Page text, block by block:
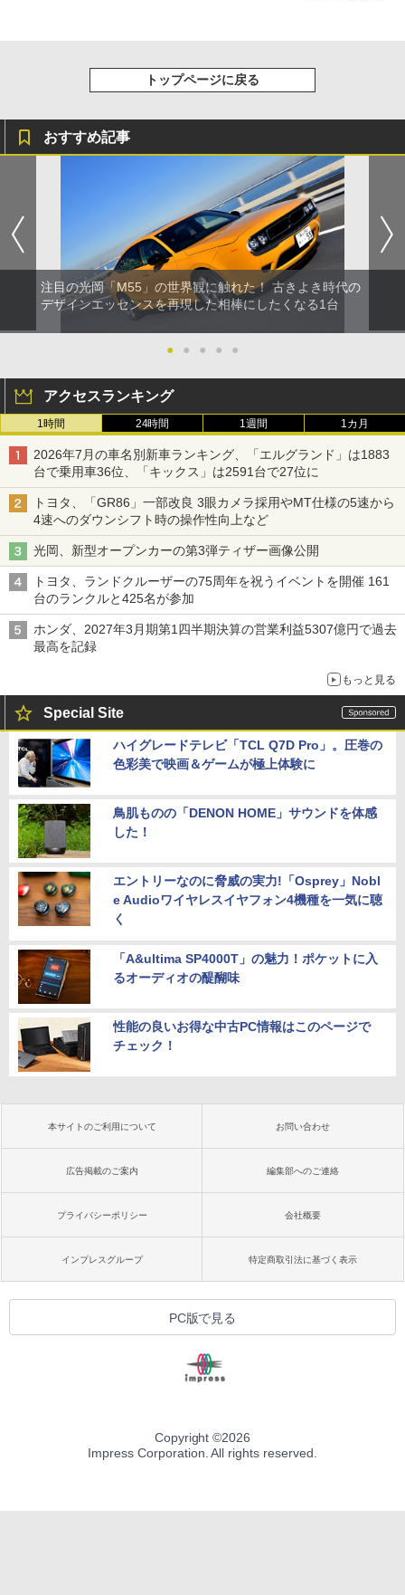
トップページに戻る
おすすめ記事
注目の光岡「M55」の世界観に触れた！ 古きよき時代の
デザインエッセンスを再現した相棒にしたくなる1台
● ● ● ● ●
アクセスランキング
1時間 24時間 1週間 1カ月
2026年7月の車名別新車ランキング、「エルグランド」は1883
台で乗用車36位、「キックス」は2591台で27位に
トヨタ、「GR86」一部改良 3眼カメラ採用やMT仕様の5速から
4速へのダウンシフト時の操作性向上など
光岡、新型オープンカーの第3弾ティザー画像公開
トヨタ、ランドクルーザーの75周年を祝うイベントを開催 161
台のランクルと425名が参加
ホンダ、2027年3月期第1四半期決算の営業利益5307億円で過去
最高を記録
もっと見る
Special Site
ハイグレードテレビ「TCL Q7D Pro」。圧巻の
色彩美で映画＆ゲームが極上体験に
鳥肌ものの「DENON HOME」サウンドを体感
した！
エントリーなのに脅威の実力!「Osprey」Nobl
e Audioワイヤレスイヤフォン4機種を一気に聴
く
「A&ultima SP4000T」の魅力！ポケットに入
るオーディオの醍醐味
性能の良いお得な中古PC情報はこのページで
チェック！
本サイトのご利用について お問い合わせ
広告掲載のご案内 編集部へのご連絡
プライバシーポリシー 会社概要
インプレスグループ 特定商取引法に基づく表示
PC版で見る
Copyright ©2026
Impress Corporation. All rights reserved.